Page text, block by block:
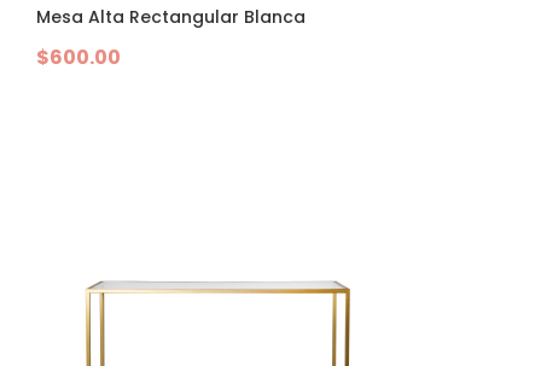
Mesa Alta Rectangular Blanca
$600.00